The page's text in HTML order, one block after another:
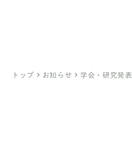
トップ keyboard_arrow_right お知らせ keyboard_arrow_right 学会・研究発表